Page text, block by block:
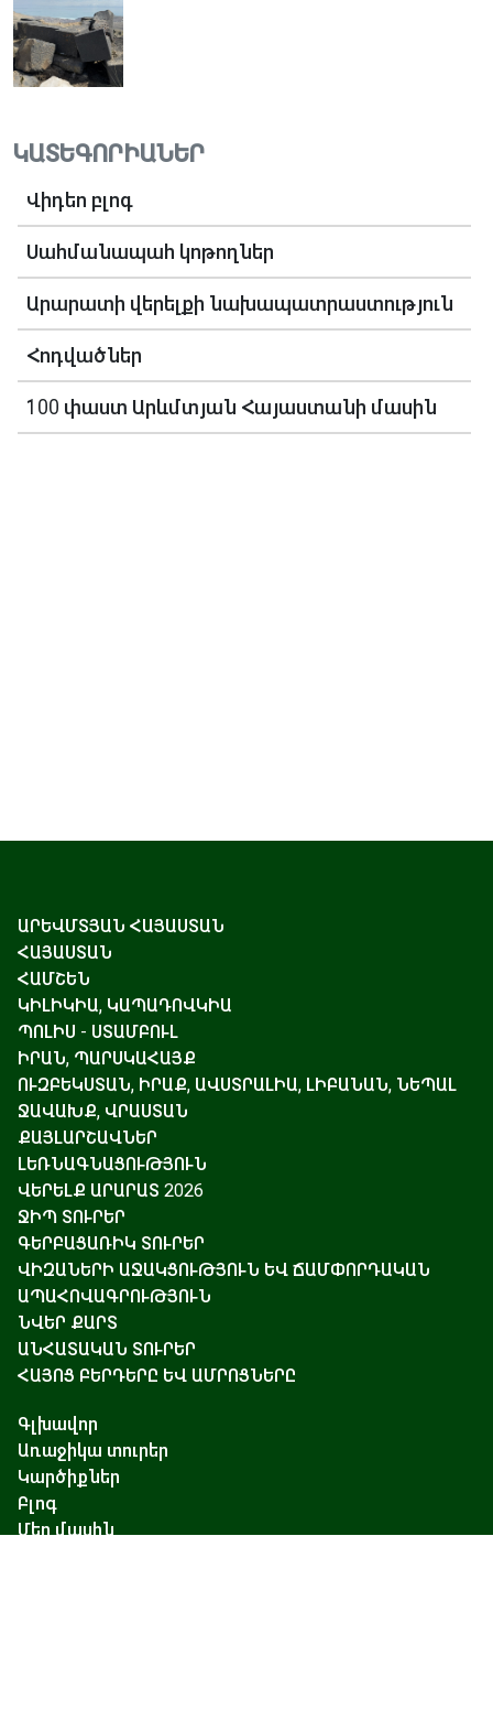
ԿԱՏԵԳՈՐԻԱՆԵՐ
Վիդեո բլոգ
Սահմանապահ կոթողներ
Արարատի վերելքի նախապատրաստություն
Հոդվածներ
100 փաստ Արևմտյան Հայաստանի մասին
ԱՐԵՎՄՏՅԱՆ ՀԱՅԱՍՏԱՆ
ՀԱՅԱՍՏԱՆ
ՀԱՄՇԵՆ
ԿԻԼԻԿԻԱ, ԿԱՊԱԴՈՎԿԻԱ
ՊՈԼԻՍ - ՍՏԱՄԲՈՒԼ
ԻՐԱՆ, ՊԱՐՍԿԱՀԱՅՔ
ՈՒԶԲԵԿՍՏԱՆ, ԻՐԱՔ, ԱՎՍՏՐԱԼԻԱ, ԼԻԲԱՆԱՆ, ՆԵՊԱԼ
ՋԱՎԱԽՔ, ՎՐԱՍՏԱՆ
ՔԱՅԼԱՐՇԱՎՆԵՐ
ԼԵՌՆԱԳՆԱՑՈՒԹՅՈՒՆ
ՎԵՐԵԼՔ ԱՐԱՐԱՏ 2026
ՋԻՊ ՏՈՒՐԵՐ
ԳԵՐԲԱՑԱՌԻԿ ՏՈՒՐԵՐ
ՎԻԶԱՆԵՐԻ ԱՋԱԿՑՈՒԹՅՈՒՆ ԵՎ ՃԱՄՓՈՐԴԱԿԱՆ
ԱՊԱՀՈՎԱԳՐՈՒԹՅՈՒՆ
ՆՎԵՐ ՔԱՐՏ
ԱՆՀԱՏԱԿԱՆ ՏՈՒՐԵՐ
ՀԱՅՈՑ ԲԵՐԴԵՐԸ ԵՎ ԱՄՐՈՑՆԵՐԸ
Գլխավոր
Առաջիկա տուրեր
Կարծիքներ
Բլոգ
Մեր մասին